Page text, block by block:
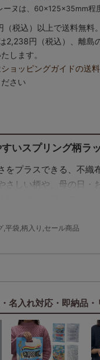
ーヌは、60×125×35mm程
税込）以上で送料無料。
2,238円（税込）、離島
します。
ショッピングガイドの送
さい
いスプリング柄ラ
をプラスできる、不織
さしい柄や、母の日・
、ベビー用ソックスな
えがよく、春のプチギ
ション柄は、上部に
の日の特別なギフトに
平袋,柄入り,セール商品
名入れ対応・即納品